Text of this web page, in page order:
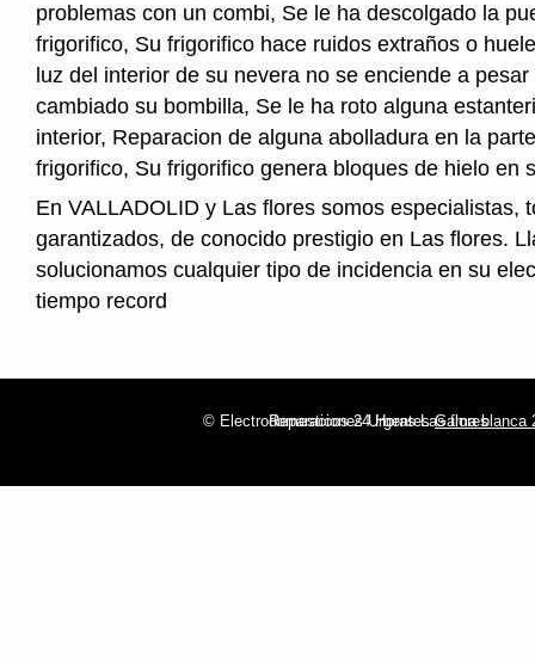
problemas con un combi, Se le ha descolgado la
frigorifico, Su frigorifico hace ruidos extraños o
luz del interior de su nevera no se enciende a
cambiado su bombilla, Se le ha roto alguna
interior, Reparacion de alguna abolladura en la
frigorifico, Su frigorifico genera bloques de hielo en
En VALLADOLID y Las flores somos especialistas,
garantizados, de conocido prestigio en Las flores.
solucionamos cualquier tipo de incidencia en su
tiempo record
© Electrodomesticos 24 Horas Las flores
Reparaciones UrgentesGama blanca